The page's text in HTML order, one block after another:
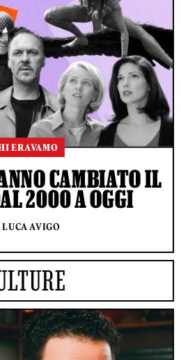
ERAVAMO
CAMBIATO IL
2000 A OGGI
AVIGO